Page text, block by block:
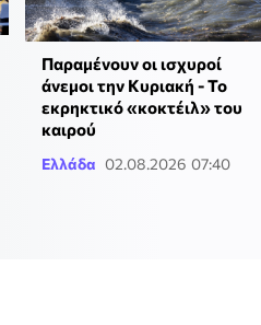
Παραμένουν οι ισχυροί
άνεμοι την Κυριακή - Το
εκρηκτικό «κοκτέιλ» του
καιρού
Ελλάδα 02.08.2026 07:40